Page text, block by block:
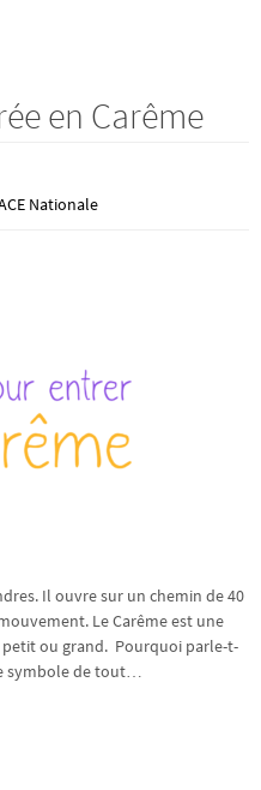
en Carême
Nationale
Il ouvre sur un chemin de 40
Le Carême est une
petit ou grand. Pourquoi parle-t-
symbole de tout…